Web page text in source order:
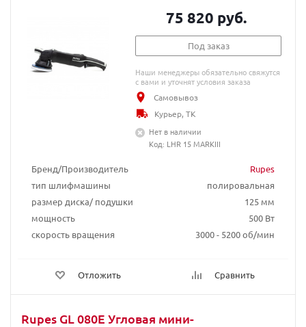
Бренд/Производитель
Rupes
тип шлифмашины
полировальная
размер диска/ подушки
125 мм
мощность
500 Вт
скорость вращения
3000 - 5200 об/мин
Отложить Сравнить
75 820 руб.
Под заказ
Наши менеджеры обязательно свяжутся
с вами и уточнят условия заказа
Самовывоз
Курьер, ТК
Нет в наличии
Код: LHR 15 MARKIII
Rupes GL 080E Угловая мини-